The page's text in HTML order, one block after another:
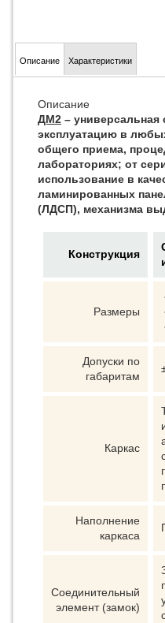
Описание Характеристики
Описание
ДМ2 – универсальная
эксплуатацию в
общего приема,
лабораториях; от
использование в
ламинированных
(ЛДСП), механизма
Конструкция
Размеры
Допуски по
габаритам
Каркас
Наполнение
каркаса
Соединительный
элемент (замок)